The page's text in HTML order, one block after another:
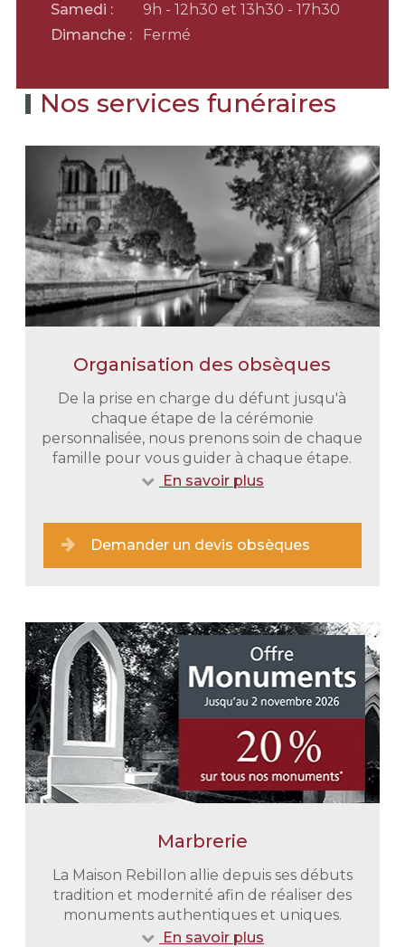
Samedi :
9h - 12h30 et 13h30 - 17h30
Dimanche :
Fermé
Nos services funéraires
Organisation des obsèques
De la prise en charge du défunt jusqu'à
chaque étape de la cérémonie
personnalisée, nous prenons soin de chaque
famille pour vous guider à chaque étape.
En savoir plus
Demander un devis obsèques
Une prise en charge immédiate
En tout discrétion et retenue nous
vous épaulons dans toutes vos
démarches administratives. Nous
nous chargeons également du
transport de votre proche du lieu de
Marbrerie
La Maison Rebillon allie depuis ses débuts
tradition et modernité afin de réaliser des
monuments authentiques et uniques.
En savoir plus